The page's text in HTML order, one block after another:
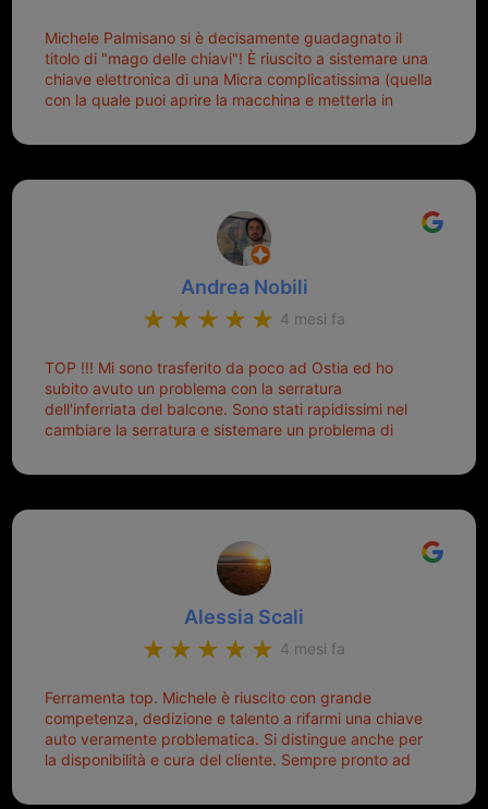
Michele Palmisano si è decisamente guadagnato il
titolo di "mago delle chiavi"! È riuscito a sistemare una
chiave elettronica di una Micra complicatissima (quella
con la quale puoi aprire la macchina e metterla in
pronta per la pattumiera... Avevo passato mesi con le
il coperchietto, la chiave era fissata con un filo di
che non ti staccasse la chiave dal blocchetto e
talvolta non faceva bene il contatto nel quadro e
bisognava armeggiare un po', praticamente entrare e
mettere in moto era un terno al Lotto; ormai pensavo
di dover prendere un mutuo per ricomprarle alla
Nissan... e invece ho scoperto che la Ferramenta
tutti i tipi. Adesso che ho la mia fiammante chiave
nuova (solo la chiave, perché la macchina è rimasta
quella di prima), ogni volta che salgo in macchina, il
mio pensiero va subito a Michele perché non dover
mette di buon umore, e ti fa cominciare bene la
lo consiglio a chiunque debba duplicare una chiave
Andrea Nobili
4 mesi fa
TOP !!! Mi sono trasferito da poco ad Ostia ed ho
subito avuto un problema con la serratura
dell'inferriata del balcone. Sono stati rapidissimi nel
cambiare la serratura e sistemare un problema di
onesto evitando spese ben più esose. Competenti,
un punto di riferimento per situazioni di questo tipo
Alessia Scali
4 mesi fa
Ferramenta top. Michele è riuscito con grande
competenza, dedizione e talento a rifarmi una chiave
auto veramente problematica. Si distingue anche per
la disponibilità e cura del cliente. Sempre pronto ad